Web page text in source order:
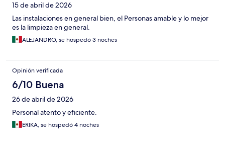
15 de abril de 2026
Las instalaciones en general bien, el Personas amable y lo mejor
es la limpieza en general.
ALEJANDRO, se hospedó 3 noches
Opinión verificada
6/10 Buena
26 de abril de 2026
Personal atento y eficiente.
ERIKA, se hospedó 4 noches